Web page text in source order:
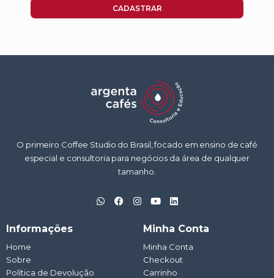
CADASTRAR
O primeiro Coffee Studio do Brasil, focado em ensino de café
especial e consultoria para negócios da área de qualquer
tamanho.
W
h
F
a
I
n
m
Y
o
t
u
b
e
L
i
k
e
d
i
n
Informações
Home
Sobre
Política de Devolução
Minha Conta
Minha Conta
Checkout
Carrinho